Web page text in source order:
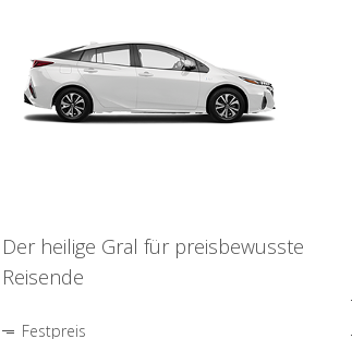
Der heilige Gral für preisbewusste
Reisende
Festpreis